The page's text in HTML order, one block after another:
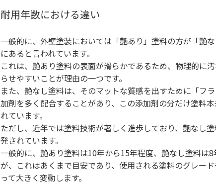
耐用年数における違い
一般的に、外壁塗装においては「艶あり」塗料の方が「艶
にあると言われています。
これは、艶あり塗料の表面が滑らかであるため、物理的に
らせやすいことが理由の一つです。
また、艶なし塗料は、そのマットな質感を出すために「フ
加剤を多く配合することがあり、この添加剤の分だけ塗料
れています。
ただし、近年では塗料技術が著しく進歩しており、艶なし
発されています。
一般的に、艶あり塗料は10年から15年程度、艶なし塗料は
が、これはあくまで目安であり、使用される塗料のグレー
って大きく変動します。